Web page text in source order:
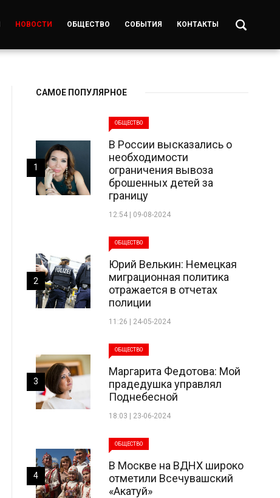
НОВОСТИ ОБЩЕСТВО СОБЫТИЯ КОНТАКТЫ
САМОЕ ПОПУЛЯРНОЕ
ОБЩЕСТВО
В России высказались о
необходимости
ограничения вывоза
брошенных детей за
границу
12:54 | 09-08-2024
1
ОБЩЕСТВО
Юрий Велькин: Немецкая
миграционная политика
отражается в отчетах
полиции
11:26 | 24-05-2024
2
ОБЩЕСТВО
Маргарита Федотова: Мой
прадедушка управлял
Поднебесной
18:03 | 23-06-2024
3
ОБЩЕСТВО
В Москве на ВДНХ широко
отметили Всечувашский
«Акатуй»
4